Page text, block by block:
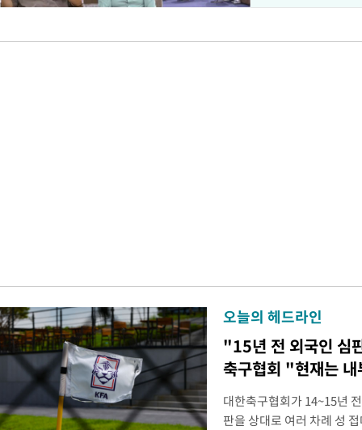
오늘의 헤드라인
"15년 전 외국인 심
축구협회 "현재는
대한축구협회가 14~15년
판을 상대로 여러 차례 성